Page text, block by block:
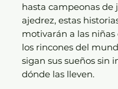
hasta campeonas de
ajedrez, estas
motivarán a las niñas
los rincones del
sigan sus sueños sin
dónde las lleven.